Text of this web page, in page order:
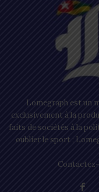
Lomegraph est un
exclusivement à la
faits de sociétés à la
oublier le sport ;